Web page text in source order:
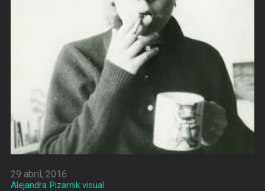
29 abril, 2016
Alejandra Pizarnik visual